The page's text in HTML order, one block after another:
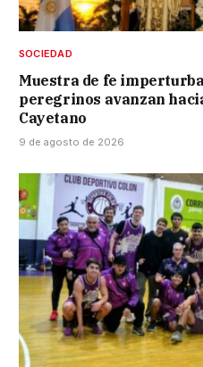
SOCIEDAD
Muestra de fe
peregrinos avanzan
Cayetano
9 de agosto de 2026